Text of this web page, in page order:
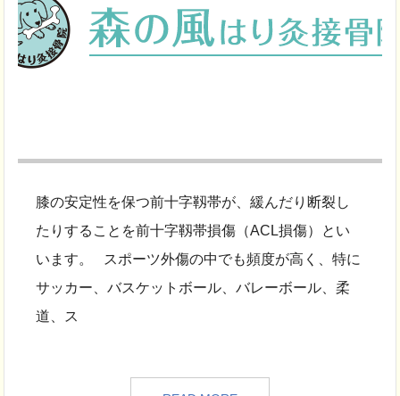
膝の安定性を保つ前十字靱帯が、緩んだり断裂し
たりすることを前十字靱帯損傷（ACL損傷）とい
います。 スポーツ外傷の中でも頻度が高く、特に
サッカー、バスケットボール、バレーボール、柔
道、ス